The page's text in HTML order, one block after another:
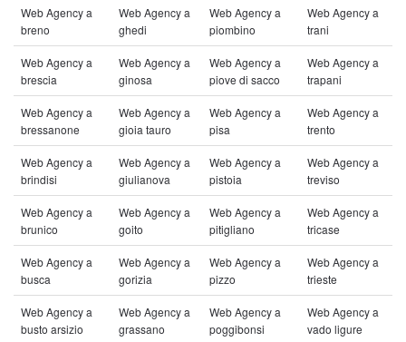
Web Agency a
breno
Web Agency a
ghedi
Web Agency a
piombino
Web Agency a
trani
Web Agency a
brescia
Web Agency a
ginosa
Web Agency a
piove di sacco
Web Agency a
trapani
Web Agency a
bressanone
Web Agency a
gioia tauro
Web Agency a
pisa
Web Agency a
trento
Web Agency a
brindisi
Web Agency a
giulianova
Web Agency a
pistoia
Web Agency a
treviso
Web Agency a
brunico
Web Agency a
goito
Web Agency a
pitigliano
Web Agency a
tricase
Web Agency a
busca
Web Agency a
gorizia
Web Agency a
pizzo
Web Agency a
trieste
Web Agency a
busto arsizio
Web Agency a
grassano
Web Agency a
poggibonsi
Web Agency a
vado ligure